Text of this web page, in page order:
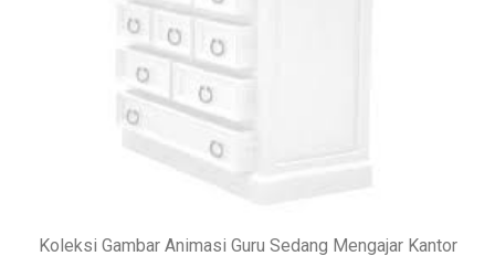
Koleksi Gambar Animasi Guru Sedang Mengajar Kantor